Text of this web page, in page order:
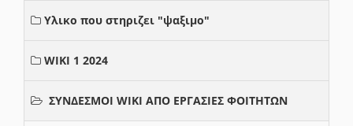
Υλικο που στηριζει "ψαξιμο"
WIKI 1 2024
ΣΥΝΔΕΣΜΟΙ WIKI ΑΠΟ ΕΡΓΑΣΙΕΣ ΦΟΙΤΗΤΩΝ